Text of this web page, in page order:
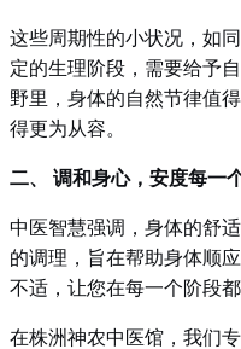
这些周期性的小状况，如
定的生理阶段，需要给予
野里，身体的自然节律值
得更为从容。
二、 调和身心，安度每一
中医智慧强调，身体的舒
的调理，旨在帮助身体顺
不适，让您在每一个阶段
在株洲神农中医馆，我们